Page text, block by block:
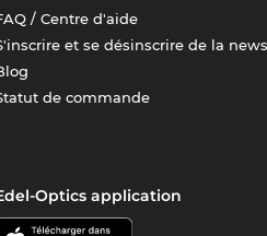
/ Centre d'aide
et se désinscrire de la
de commande
Optics application